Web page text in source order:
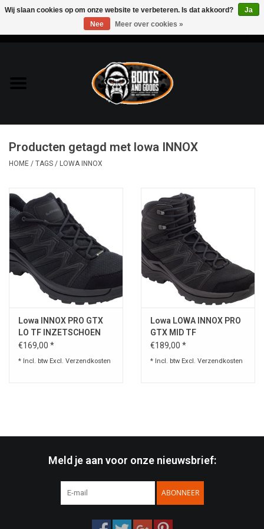
Bags & Packs
Bescherming
Messen & Multitools
Schoenen
Speelgoed
Survival
Producten getagd met lowa INNOX
HOME / TAGS / LOWA INNOX
Lowa INNOX PRO GTX
LO TF INZETSCHOEN
ZWART
€169,00 *
* Incl. btw Excl. Verzendkosten
Lowa LOWA INNOX PRO
GTX MID TF
OPERATIONELE
€189,00 *
* Incl. btw Excl. Verzendkosten
Meld je aan voor onze nieuwsbrief:
ABONNEER
Wij slaan cookies op om onze website te verbeteren. Is dat akkoord?
Ja
Nee
Meer over cookies »